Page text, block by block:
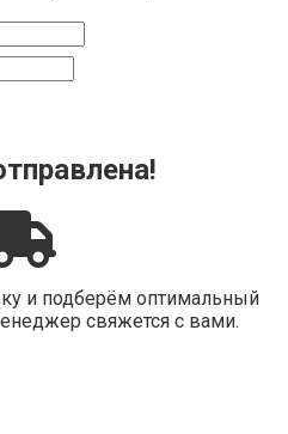
и подберём оптимальный
свяжется с вами.